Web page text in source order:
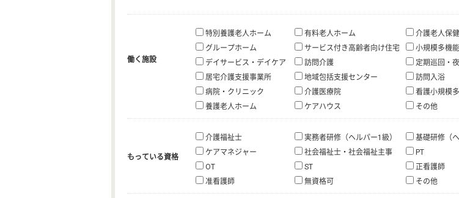
働く施設
特別養護老人ホーム 有料老人ホーム
介護老人保
グループホーム
サービス付き高齢者向け住宅
小規模多機能
デイサービス・デイケア
訪問介護
定期巡回・
居宅介護支援事業所
地域包括支援センター
訪問入浴
病院・クリニック
介護医療院
看護小規模
養護老人ホーム
ケアハウス その他
もっている資格
介護福祉士 実務者研修（ヘルパー1級）
基礎研修（
ケアマネジャー
社会福祉士・社会福祉主事
PT
OT
ST
正看護師
准看護師
無資格可 その他